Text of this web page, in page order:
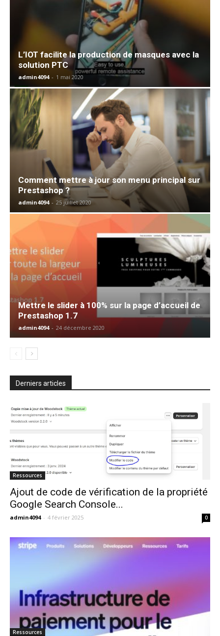
L’IOT facilite la production de masques avec la
solution PTC
admin4094 - 1 mai 2020
Comment mettre à jour son menu principal sur
Prestashop ?
admin4094 - 25 juillet 2020
Mettre le slider à 100% sur la page d’accueil de
Prestashop 1.7
admin4094 - 24 décembre 2020
Derniers articles
Ressources
Ajout de code de vérification de la propriété
Google Search Console...
admin4094 - 4 février 2025 0
Ressources